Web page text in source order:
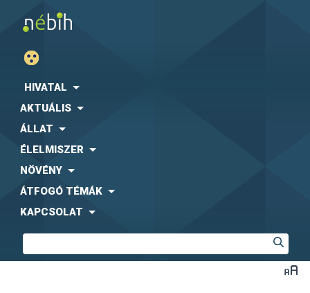
HIVATAL
AKTUÁLIS
ÁLLAT
ÉLELMISZER
NÖVÉNY
ÁTFOGÓ TÉMÁK
KAPCSOLAT